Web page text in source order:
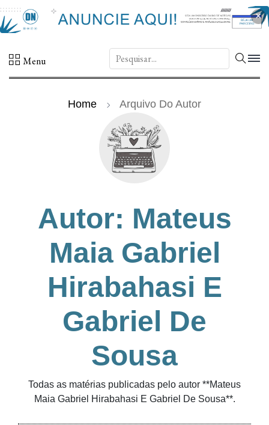
×
Menu DN.
Home Arquivo Do Autor
Autor: Mateus
Maia Gabriel
Hirabahasi E
Gabriel De
Sousa
Todas as matérias publicadas pelo autor **Mateus
Maia Gabriel Hirabahasi E Gabriel De Sousa**.